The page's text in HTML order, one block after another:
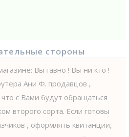
стороны
Вы гавно ! Вы ни кто !
Ани Ф. продавцов ,
с Вами будут обращаться
второго сорта. Если готовы
, оформлять квитанции,